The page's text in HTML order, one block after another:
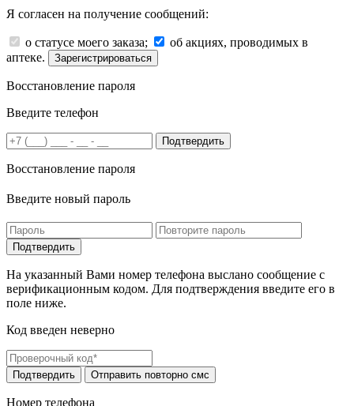
Я согласен на получение сообщений:
о статусе моего заказа;
об акциях, проводимых в
аптеке.
Зарегистрироваться
Восстановление пароля
Введите телефон
Подтвердить
Восстановление пароля
Введите новый пароль
На указанный Вами номер телефона выслано сообщение с
верификационным кодом. Для подтверждения введите его в
поле ниже.
Код введен неверно
Номер телефона